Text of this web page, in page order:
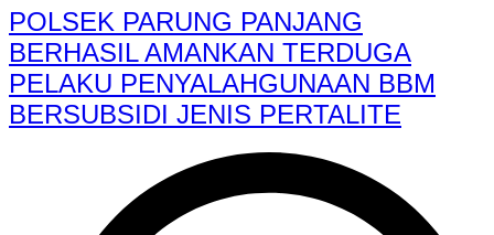
POLSEK PARUNG PANJANG
BERHASIL AMANKAN TERDUGA
PELAKU PENYALAHGUNAAN BBM
BERSUBSIDI JENIS PERTALITE